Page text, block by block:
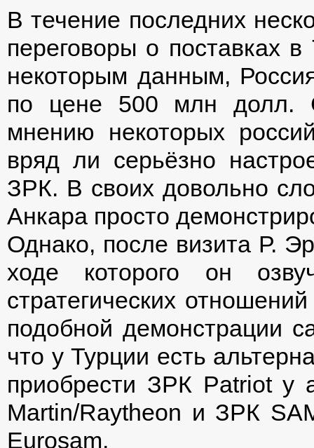
В течение последних
переговоры о поставках
некоторым данным,
по цене 500 млн долл.
мнению некоторых
вряд ли серьёзно
ЗРК. В своих довольно
Анкара просто
Однако, после визита Р.
ходе которого он
стратегических
подобной демонстрации
что у Турции есть
приобрести ЗРК Patriot у
Martin/Raytheon и ЗРК
Eurosam.